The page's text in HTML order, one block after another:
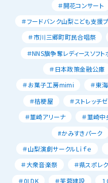
＃開花コンサート
＃フードバンク山梨こども支援
＃市川三郷町町民合唱祭
＃NNS旗争奪レディースソフ
＃日本政策金融公庫
＃お菓子工房mimi
＃東
＃桔梗屋
＃ストレッチ
＃韮崎アリーナ
＃韮崎
#かみすきパーク
＃山梨演劇サークルLｉｆｅ
＃大衆音楽祭
＃県スポレ
＃0LDK
＃芙蓉建設